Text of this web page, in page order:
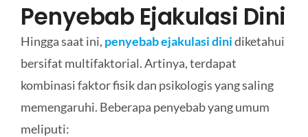
Penyebab Ejakulasi Dini
Hingga saat ini, penyebab ejakulasi dinidiketahui
bersifat multifaktorial. Artinya, terdapat
kombinasi faktor fisik dan psikologis yang saling
memengaruhi. Beberapa penyebab yang umum
meliputi: